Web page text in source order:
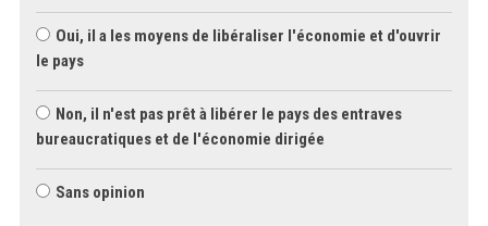
Oui, il a les moyens de libéraliser l'économie et d'ouvrir
le pays
Non, il n'est pas prêt à libérer le pays des entraves
bureaucratiques et de l'économie dirigée
Sans opinion